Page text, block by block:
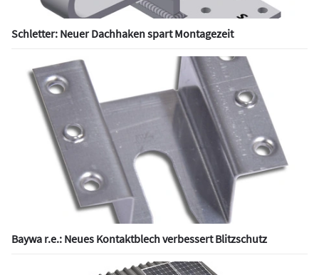
Schletter: Neuer Dachhaken spart Montagezeit
Baywa r.e.: Neues Kontaktblech verbessert Blitzschutz